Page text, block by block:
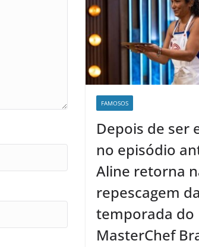
FAMOSOS
Depois de ser
no episódio
Aline retorna
repescagem
temporada do
MasterChef